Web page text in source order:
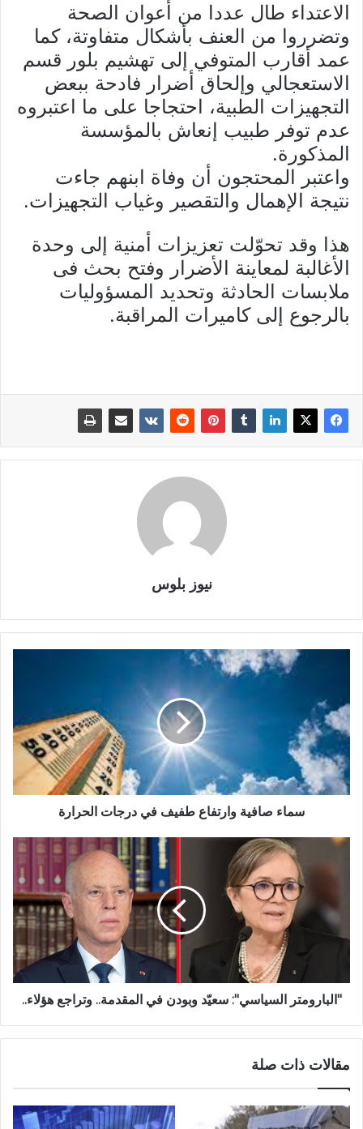
الاعتداء طال عددا من أعوان الصحة
وتضرروا من العنف بأشكال متفاوتة، كما
عمد أقارب المتوفي إلى تهشيم بلور قسم
الاستعجالي وإلحاق أضرار فادحة ببعض
التجهيزات الطبية، احتجاجا على ما اعتبروه
عدم توفر طبيب إنعاش بالمؤسسة
المذكورة.
واعتبر المحتجون أن وفاة ابنهم جاءت
نتيجة الإهمال والتقصير وغياب التجهيزات.
هذا وقد تحوّلت تعزيزات أمنية إلى وحدة
الأغالبة لمعاينة الأضرار وفتح بحث فى
ملابسات الحادثة وتحديد المسؤوليات
بالرجوع إلى كاميرات المراقبة.
نيوز بلوس
سماء صافية وارتفاع طفيف في درجات الحرارة
"البارومتر السياسي": سعيّد وبودن في المقدمة.. وتراجع هؤلاء..
مقالات ذات صلة